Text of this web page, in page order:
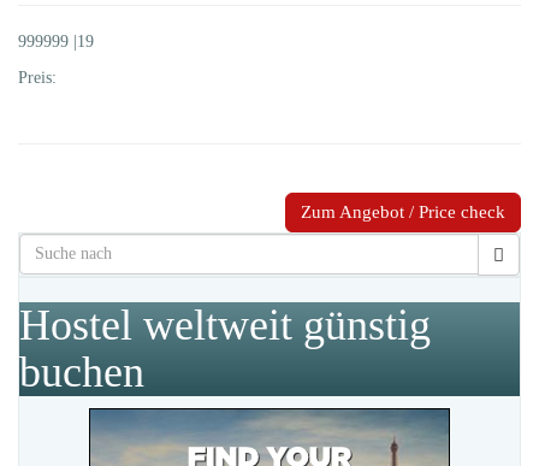
999999 |19
Preis:
Zum Angebot / Price check
Hostel weltweit günstig
buchen